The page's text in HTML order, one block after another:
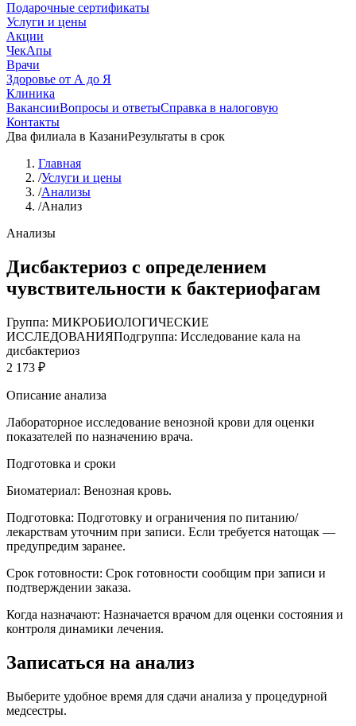
Подарочные сертификаты
Услуги и цены
Акции
ЧекАпы
Врачи
Здоровье от А до Я
Клиника
ВакансииВопросы и ответыСправка в налоговую
Контакты
Два филиала в КазаниРезультаты в срок
Главная
/Услуги и цены
/Анализы
/Анализ
Анализы
Дисбактериоз с определением
чувствительности к бактериофагам
Группа: МИКРОБИОЛОГИЧЕСКИЕ
ИССЛЕДОВАНИЯПодгруппа: Исследование кала на
дисбактериоз
2 173 ₽
Описание анализа
Лабораторное исследование венозной крови для оценки
показателей по назначению врача.
Подготовка и сроки
Биоматериал: Венозная кровь.
Подготовка: Подготовку и ограничения по питанию/
лекарствам уточним при записи. Если требуется натощак —
предупредим заранее.
Срок готовности: Срок готовности сообщим при записи и
подтверждении заказа.
Когда назначают: Назначается врачом для оценки состояния и
контроля динамики лечения.
Записаться на анализ
Выберите удобное время для сдачи анализа у процедурной
медсестры.